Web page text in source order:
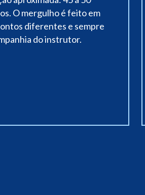
O mergulho é feito em
diferentes e sempre
do instrutor.